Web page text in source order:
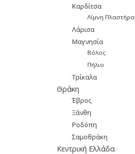
Καρδίτσα
Λίμνη Πλαστήρα
Λάρισα
Μαγνησία
Βόλος
Πήλιο
Τρίκαλα
Θράκη
Έβρος
Ξάνθη
Ροδόπη
Σαμοθράκη
Κεντρική Ελλάδα